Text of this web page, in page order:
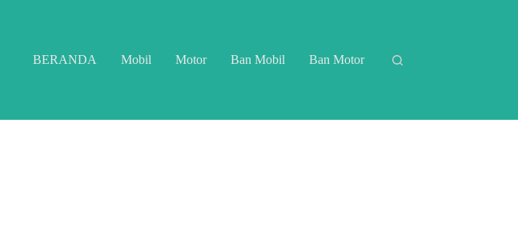
BERANDA
Mobil Motor Ban Mobil Ban Motor